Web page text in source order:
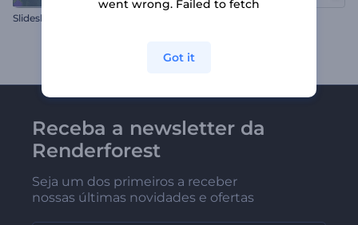
Slideshow Marketing Imobiliário
Receba a newsletter da
Renderforest
Seja um dos primeiros a receber
nossas últimas novidades e ofertas
went wrong. Failed to fetch
Got it